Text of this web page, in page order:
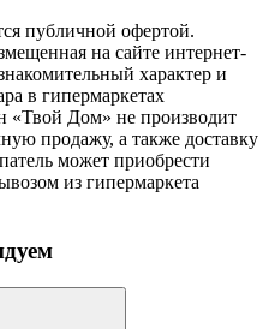
публичной офертой.
на сайте интернет-
характер и
в гипермаркетах
«Твой Дом» не производит
продажу, а также доставку
может приобрести
из гипермаркета